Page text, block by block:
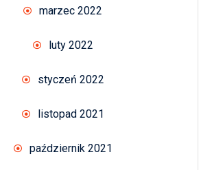
marzec 2022
luty 2022
styczeń 2022
listopad 2021
październik 2021